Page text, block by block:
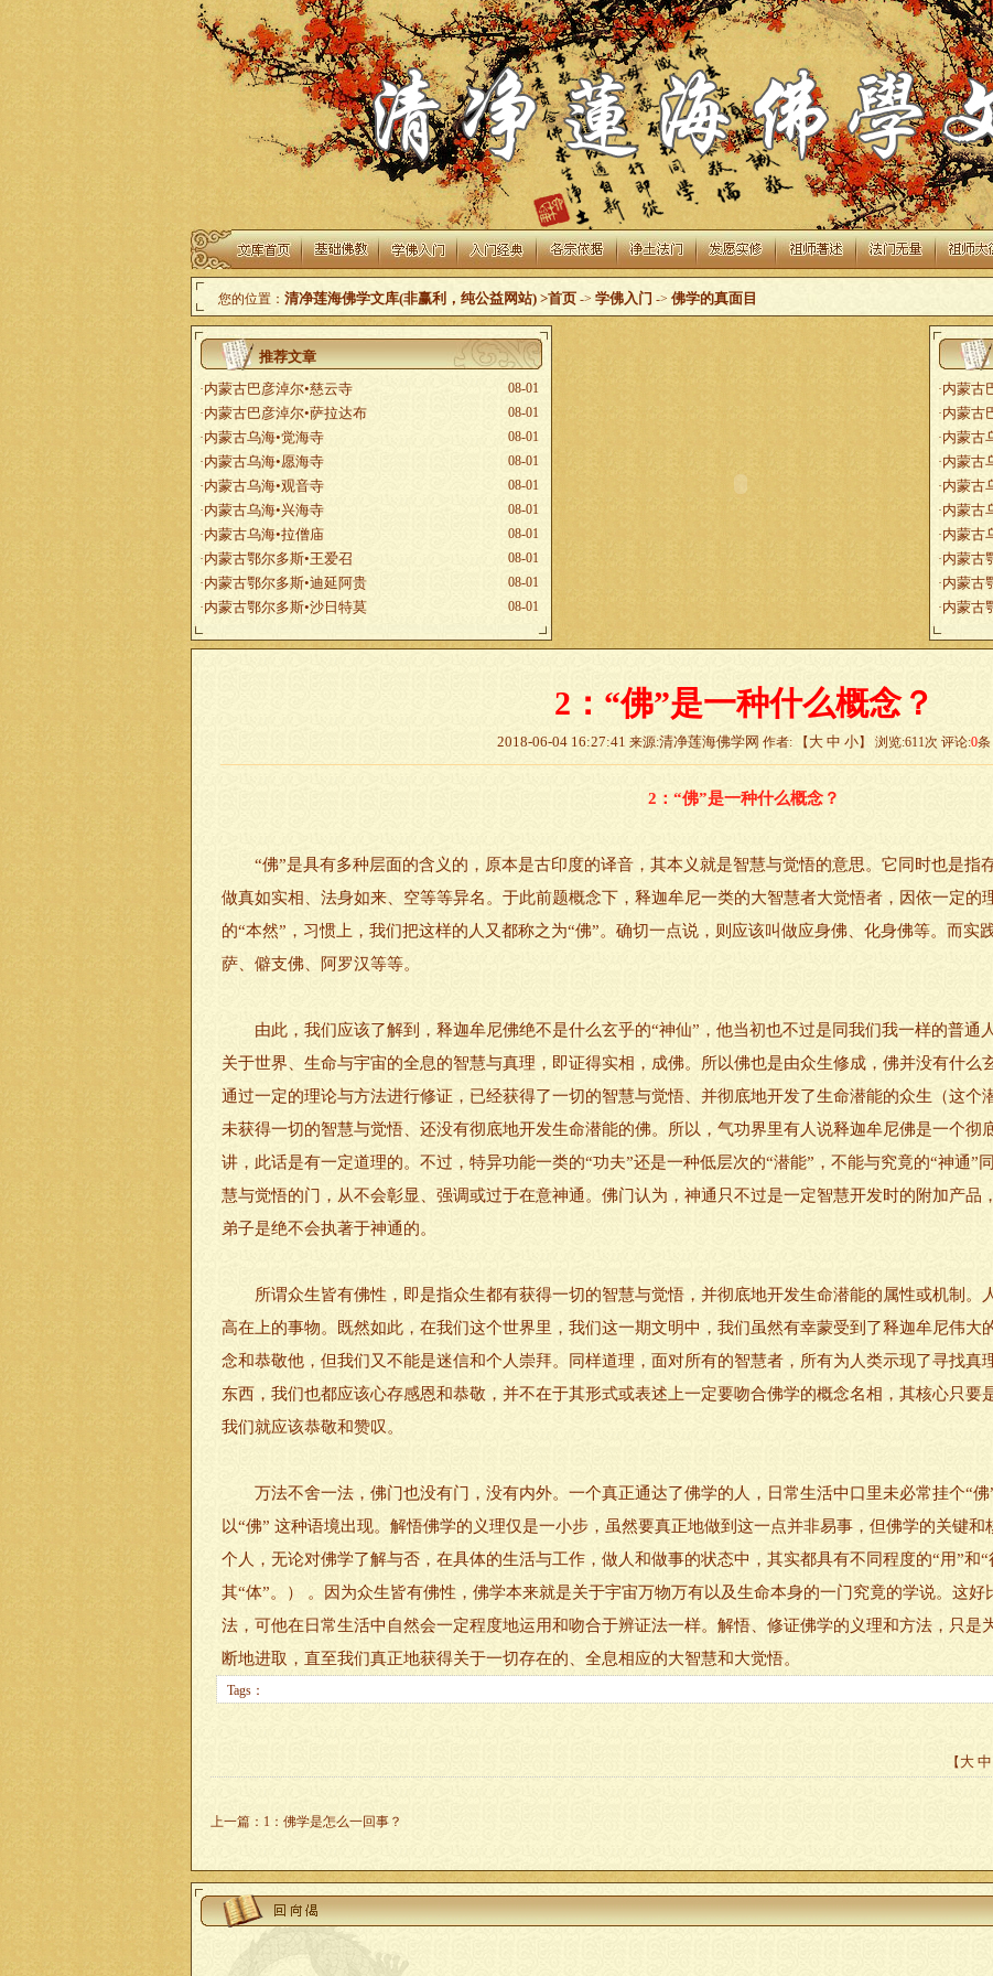
您的位置： 清净莲海佛学文库(非赢利，纯公益网站) >首页 -> 学佛入门 -> 佛学的真面目
推荐文章
·内蒙古巴彦淖尔•慈云寺
08-01
·内蒙古巴彦淖尔•萨拉达布
08-01
·内蒙古乌海•觉海寺
08-01
·内蒙古乌海•愿海寺
08-01
·内蒙古乌海•观音寺
08-01
·内蒙古乌海•兴海寺
08-01
·内蒙古乌海•拉僧庙
08-01
·内蒙古鄂尔多斯•王爱召
08-01
·内蒙古鄂尔多斯•迪延阿贵
08-01
·内蒙古鄂尔多斯•沙日特莫 08-01
·内蒙古
·内蒙古
·内蒙古
·内蒙古
·内蒙古
·内蒙古
·内蒙古
·内蒙古
·内蒙古
·内蒙古
2：“佛”是一种什么概念？
2018-06-04 16:27:41 来源:清净莲海佛学网 作者: 【 大 中 小】 浏览:611次 评论:0条
2：“佛”是一种什么概念？
“佛”是具有多种层面的含义的，原本是古印度的译音，其本义就是智慧与觉悟的意思。它同时也是指
做真如实相、法身如来、空等等异名。于此前题概念下，释迦牟尼一类的大智慧者大觉悟者，因依一定的
的“本然”，习惯上，我们把这样的人又都称之为“佛”。确切一点说，则应该叫做应身佛、化身佛等。而实
萨、僻支佛、阿罗汉等等。
由此，我们应该了解到，释迦牟尼佛绝不是什么玄乎的“神仙”，他当初也不过是同我们我一样的普通
关于世界、生命与宇宙的全息的智慧与真理，即证得实相，成佛。所以佛也是由众生修成，佛并没有什么
通过一定的理论与方法进行修证，已经获得了一切的智慧与觉悟、并彻底地开发了生命潜能的众生（这个
未获得一切的智慧与觉悟、还没有彻底地开发生命潜能的佛。所以，气功界里有人说释迦牟尼佛是一个彻
讲，此话是有一定道理的。不过，特异功能一类的“功夫”还是一种低层次的“潜能”，不能与究竟的“神通”
慧与觉悟的门，从不会彰显、强调或过于在意神通。佛门认为，神通只不过是一定智慧开发时的附加产品
弟子是绝不会执著于神通的。
所谓众生皆有佛性，即是指众生都有获得一切的智慧与觉悟，并彻底地开发生命潜能的属性或机制。
高在上的事物。既然如此，在我们这个世界里，我们这一期文明中，我们虽然有幸蒙受到了释迦牟尼伟大
念和恭敬他，但我们又不能是迷信和个人崇拜。同样道理，面对所有的智慧者，所有为人类示现了寻找真
东西，我们也都应该心存感恩和恭敬，并不在于其形式或表述上一定要吻合佛学的概念名相，其核心只要
我们就应该恭敬和赞叹。
万法不舍一法，佛门也没有门，没有内外。一个真正通达了佛学的人，日常生活中口里未必常挂个“佛
以“佛” 这种语境出现。解悟佛学的义理仅是一小步，虽然要真正地做到这一点并非易事，但佛学的关键和
个人，无论对佛学了解与否，在具体的生活与工作，做人和做事的状态中，其实都具有不同程度的“用”和
其“体”。） 。因为众生皆有佛性，佛学本来就是关于宇宙万物万有以及生命本身的一门究竟的学说。这
法，可他在日常生活中自然会一定程度地运用和吻合于辨证法一样。解悟、修证佛学的义理和方法，只是
断地进取，直至我们真正地获得关于一切存在的、全息相应的大智慧和大觉悟。
Tags：
【 大 中
上一篇： 1：佛学是怎么一回事？